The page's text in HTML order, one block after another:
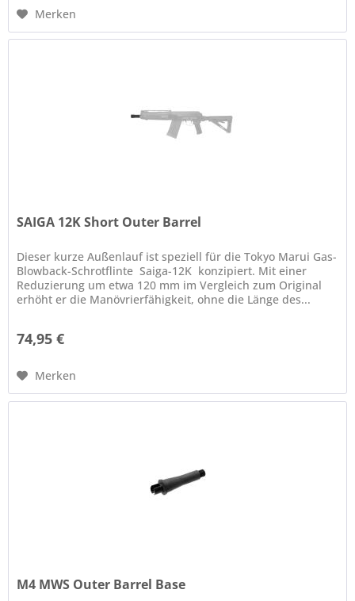
Merken
SAIGA 12K Short Outer Barrel
Dieser kurze Außenlauf ist speziell für die Tokyo Marui Gas-
Blowback-Schrotflinte Saiga-12K konzipiert. Mit einer
Reduzierung um etwa 120 mm im Vergleich zum Original
erhöht er die Manövrierfähigkeit, ohne die Länge des...
74,95 €
Merken
M4 MWS Outer Barrel Base